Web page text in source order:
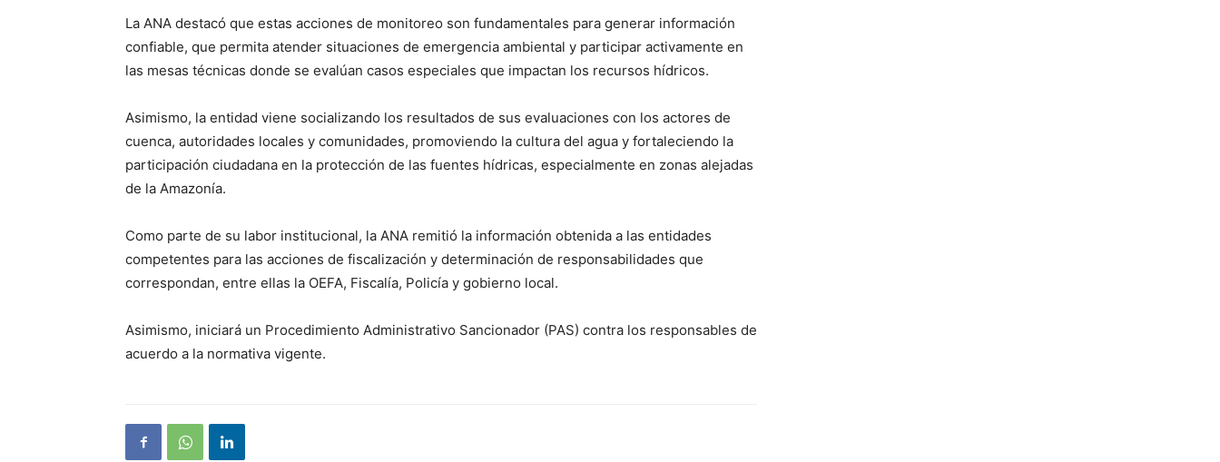
La ANA destacó que estas acciones de monitoreo son fundamentales para generar información
confiable, que permita atender situaciones de emergencia ambiental y participar activamente en
las mesas técnicas donde se evalúan casos especiales que impactan los recursos hídricos.
Asimismo, la entidad viene socializando los resultados de sus evaluaciones con los actores de
cuenca, autoridades locales y comunidades, promoviendo la cultura del agua y fortaleciendo la
participación ciudadana en la protección de las fuentes hídricas, especialmente en zonas alejadas
de la Amazonía.
Como parte de su labor institucional, la ANA remitió la información obtenida a las entidades
competentes para las acciones de fiscalización y determinación de responsabilidades que
correspondan, entre ellas la OEFA, Fiscalía, Policía y gobierno local.
Asimismo, iniciará un Procedimiento Administrativo Sancionador (PAS) contra los responsables de
acuerdo a la normativa vigente.